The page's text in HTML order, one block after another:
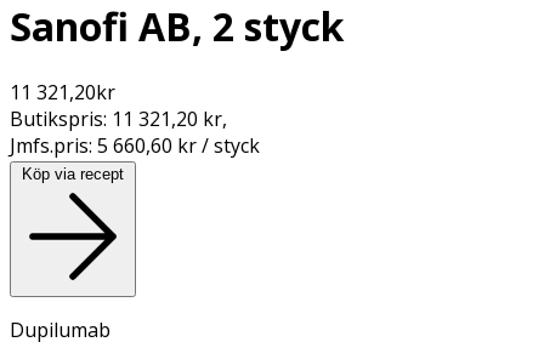
Sanofi AB, 2 styck
11 321,20kr
Butikspris: 11 321,20 kr,
Jmfs.pris: 5 660,60 kr / styck
Köp via recept
Dupilumab